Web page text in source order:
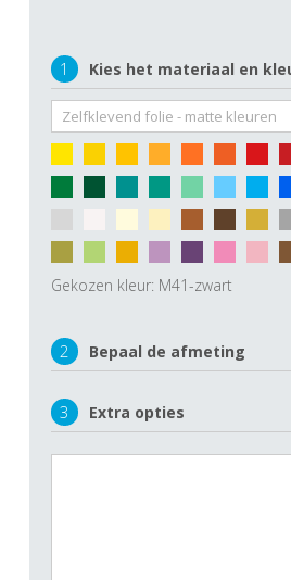
1 Kies het materiaal en
Gekozen kleur: M41-zwart
2 Bepaal de afmeting
3 Extra opties